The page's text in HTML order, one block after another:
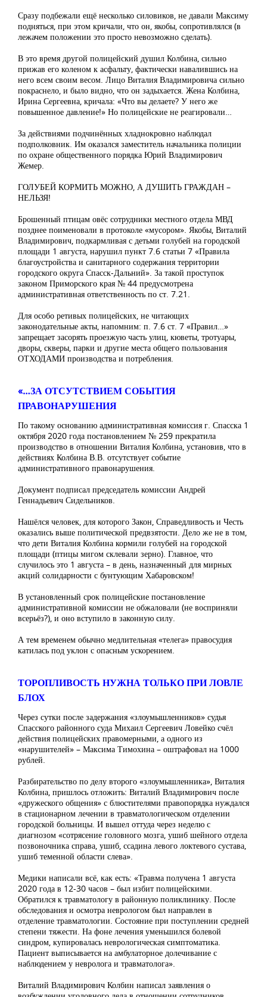
Сразу подбежали ещё несколько силовиков, не давали Максиму
подняться, при этом кричали, что он, якобы, сопротивлялся (в
лежачем положении это просто невозможно сделать).
В это время другой полицейский душил Колбина, сильно
прижав его коленом к асфальту, фактически навалившись на
него всем своим весом. Лицо Виталия Владимировича сильно
покраснело, и было видно, что он задыхается. Жена Колбина,
Ирина Сергеевна, кричала: «Что вы делаете? У него же
повышенное давление!» Но полицейские не реагировали…
За действиями подчинённых хладнокровно наблюдал
подполковник. Им оказался заместитель начальника полиции
по охране общественного порядка Юрий Владимирович
Жемер.
ГОЛУБЕЙ КОРМИТЬ МОЖНО, А ДУШИТЬ ГРАЖДАН –
НЕЛЬЗЯ!
Брошенный птицам овёс сотрудники местного отдела МВД
позднее поименовали в протоколе «мусором». Якобы, Виталий
Владимирович, подкармливая с детьми голубей на городской
площади 1 августа, нарушил пункт 7.6 статьи 7 «Правила
благоустройства и санитарного содержания территории
городского округа Спасск-Дальний». За такой проступок
законом Приморского края № 44 предусмотрена
административная ответственность по ст. 7.21.
Для особо ретивых полицейских, не читающих
законодательные акты, напомним: п. 7.6 ст. 7 «Правил…»
запрещает засорять проезжую часть улиц, кюветы, тротуары,
дворы, скверы, парки и другие места общего пользования
ОТХОДАМИ производства и потребления.
«…ЗА ОТСУТСТВИЕМ СОБЫТИЯ
ПРАВОНАРУШЕНИЯ
По такому основанию административная комиссия г. Спасска 1
октября 2020 года постановлением № 259 прекратила
производство в отношении Виталия Колбина, установив, что в
действиях Колбина В.В. отсутствует событие
административного правонарушения.
Документ подписал председатель комиссии Андрей
Геннадьевич Сидельников.
Нашёлся человек, для которого Закон, Справедливость и Честь
оказались выше политической предвзятости. Дело же не в том,
что дети Виталия Колбина кормили голубей на городской
площади (птицы мигом склевали зерно). Главное, что
случилось это 1 августа – в день, назначенный для мирных
акций солидарности с бунтующим Хабаровском!
В установленный срок полицейские постановление
административной комиссии не обжаловали (не восприняли
всерьёз?), и оно вступило в законную силу.
А тем временем обычно медлительная «телега» правосудия
катилась под уклон с опасным ускорением.
ТОРОПЛИВОСТЬ НУЖНА ТОЛЬКО ПРИ ЛОВЛЕ
БЛОХ
Через сутки после задержания «злоумышленников» судья
Спасского районного суда Михаил Сергеевич Ловейко счёл
действия полицейских правомерными, а одного из
«нарушителей» – Максима Тимохина – оштрафовал на 1000
рублей.
Разбирательство по делу второго «злоумышленника», Виталия
Колбина, пришлось отложить: Виталий Владимирович после
«дружеского общения» с блюстителями правопорядка нуждался
в стационарном лечении в травматологическом отделении
городской больницы. И вышел оттуда через неделю с
диагнозом «сотрясение головного мозга, ушиб шейного отдела
позвоночника справа, ушиб, ссадина левого локтевого сустава,
ушиб теменной области слева».
Медики написали всё, как есть: «Травма получена 1 августа
2020 года в 12-30 часов – был избит полицейскими.
Обратился к травматологу в районную поликлинику. После
обследования и осмотра неврологом был направлен в
отделение травматологии. Состояние при поступлении средней
степени тяжести. На фоне лечения уменьшился болевой
синдром, купировалась неврологическая симптоматика.
Пациент выписывается на амбулаторное долечивание с
наблюдением у невролога и травматолога».
Виталий Владимирович Колбин написал заявления о